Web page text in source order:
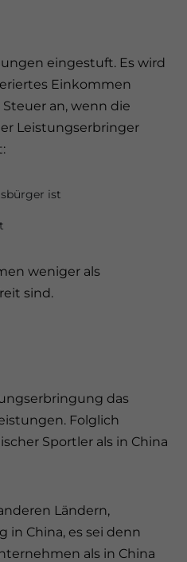
eingestuft. Es wird
Einkommen
an, wenn die
Leistungserbringer
ist
weniger als
sind.
das
Folglich
Sportler als in China
Ländern,
China, es sei denn
als in China